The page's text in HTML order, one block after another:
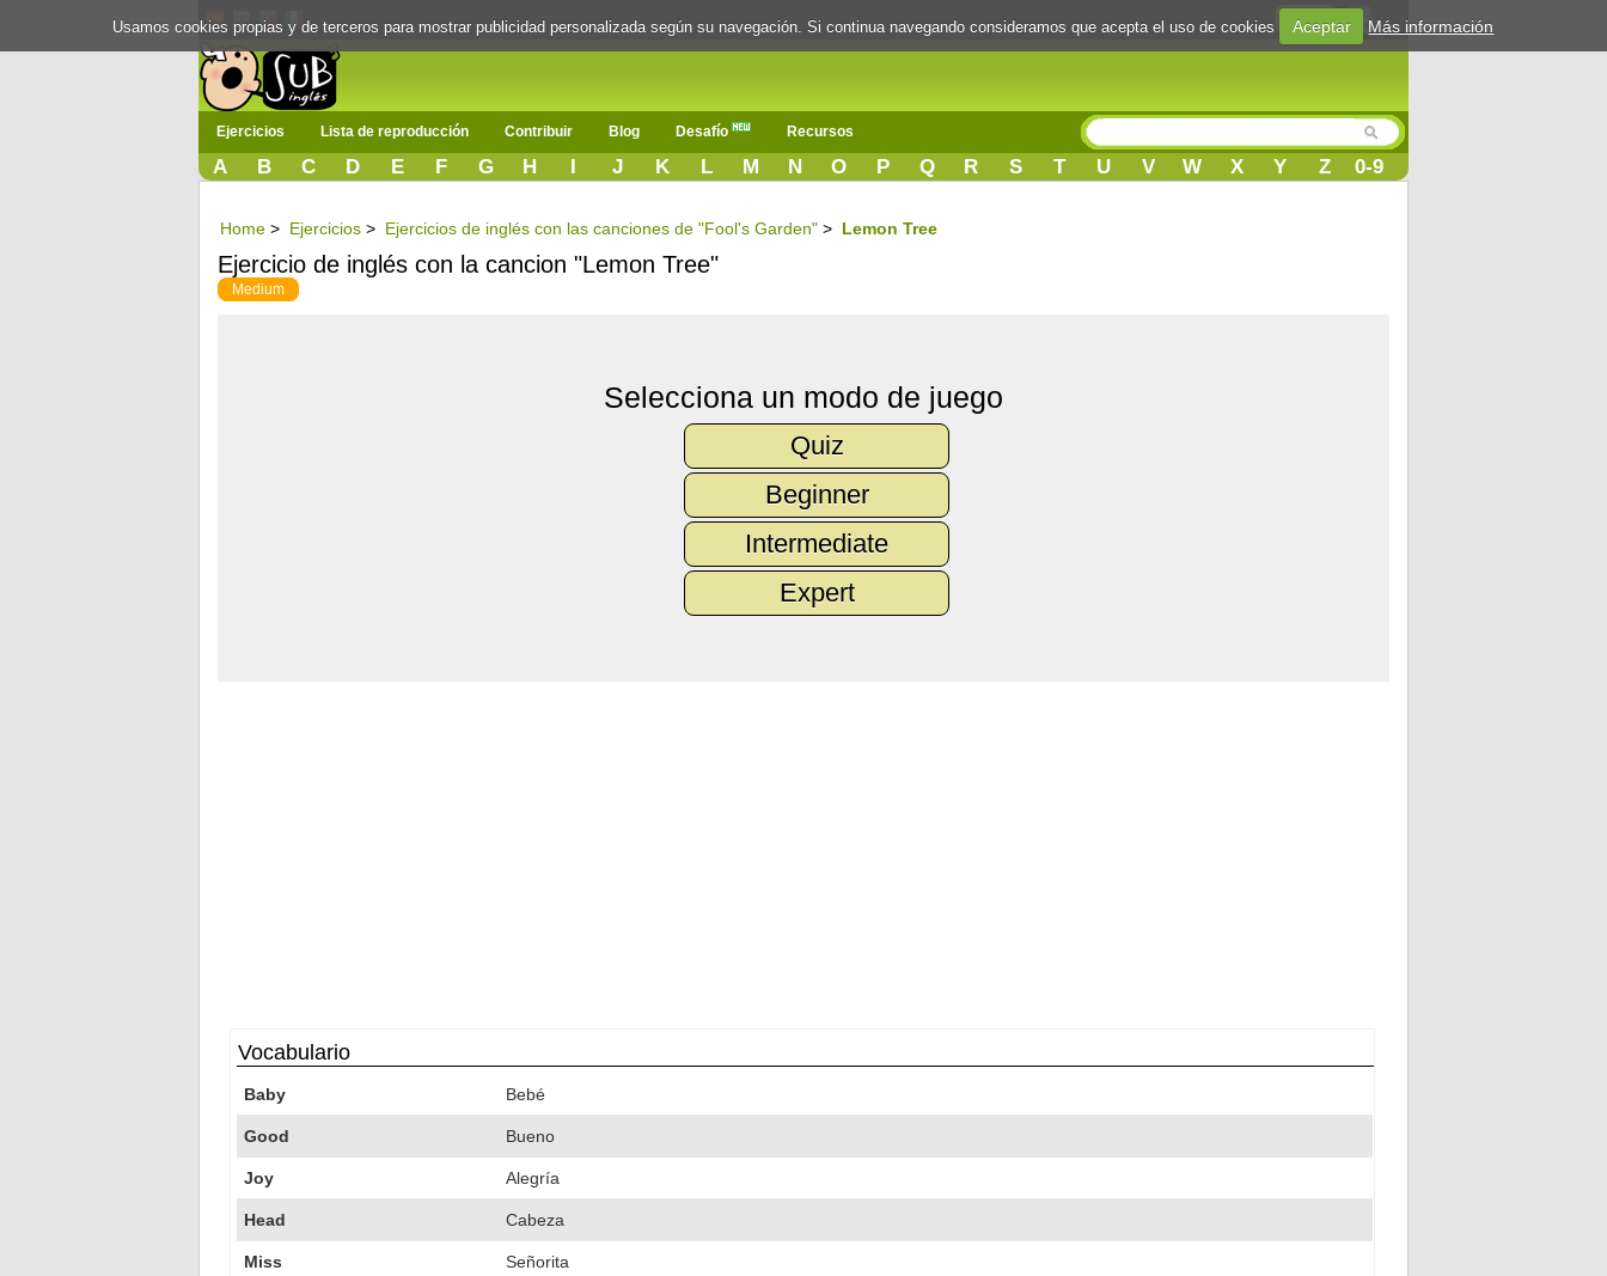
Login
Ejercicios Lista de reproducción Contribuir Blog Desafío Recursos
A B C D E F G H I J K L M N O P Q R S T U V W X Y Z 0-9
Home > Ejercicios > Ejercicios de inglés con las canciones de "Fool's Garden" > Lemon Tree
Ejercicio de inglés con la cancion "Lemon Tree"
Medium
Selecciona un modo de juego
Quiz
Beginner
Intermediate
Expert
Vocabulario
Baby Bebé
Good Bueno
Joy Alegría
Head Cabeza
Miss Señorita
Usamos cookies propias y de terceros para mostrar publicidad personalizada según su navegación. Si continua navegando consideramos que acepta el uso de cookies Aceptar Más información